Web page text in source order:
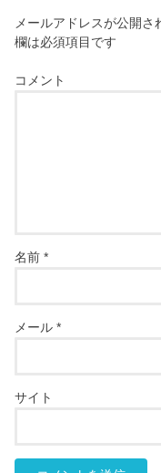
メールアドレスが公開さ
欄は必須項目です
コメント
名前*
メール*
サイト